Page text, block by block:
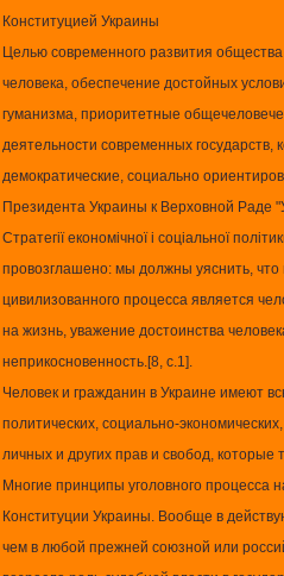
Конституцией Украины
Целью современного развития
человека, обеспечение достойных
гуманизма, приоритетные
деятельности современных государств,
демократические, социально
Президента Украины к Верховной Раде
Стратегії економічної і соціальної
провозглашено: мы должны уяснить,
цивилизованного процесса является
на жизнь, уважение достоинства
неприкосновенность.[8, с.1].
Человек и гражданин в Украине имеют
политических, социально-
личных и других прав и свобод, которые
Многие принципы уголовного процесса
Конституции Украины. Вообще в
чем в любой прежней союзной или